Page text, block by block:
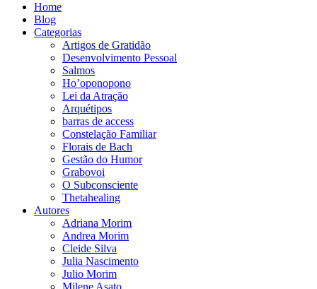
Home
Blog
Categorias
Artigos de Gratidão
Desenvolvimento Pessoal
Salmos
Ho’oponopono
Lei da Atração
Arquétipos
barras de access
Constelação Familiar
Florais de Bach
Gestão do Humor
Grabovoi
O Subconsciente
Thetahealing
Autores
Adriana Morim
Andrea Morim
Cleide Silva
Julia Nascimento
Julio Morim
Milene Asato